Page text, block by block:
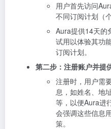
用户首先访问
不同订阅计划（
Aura提供14天的
试用以体验其功
订阅计划。
第二步：注册账户并提
注册时，用户需
息，如姓名、地
等，以便Aura进
会强调这些信息
策。